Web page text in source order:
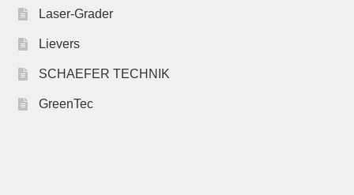
Laser-Grader
Lievers
SCHAEFER TECHNIK
GreenTec